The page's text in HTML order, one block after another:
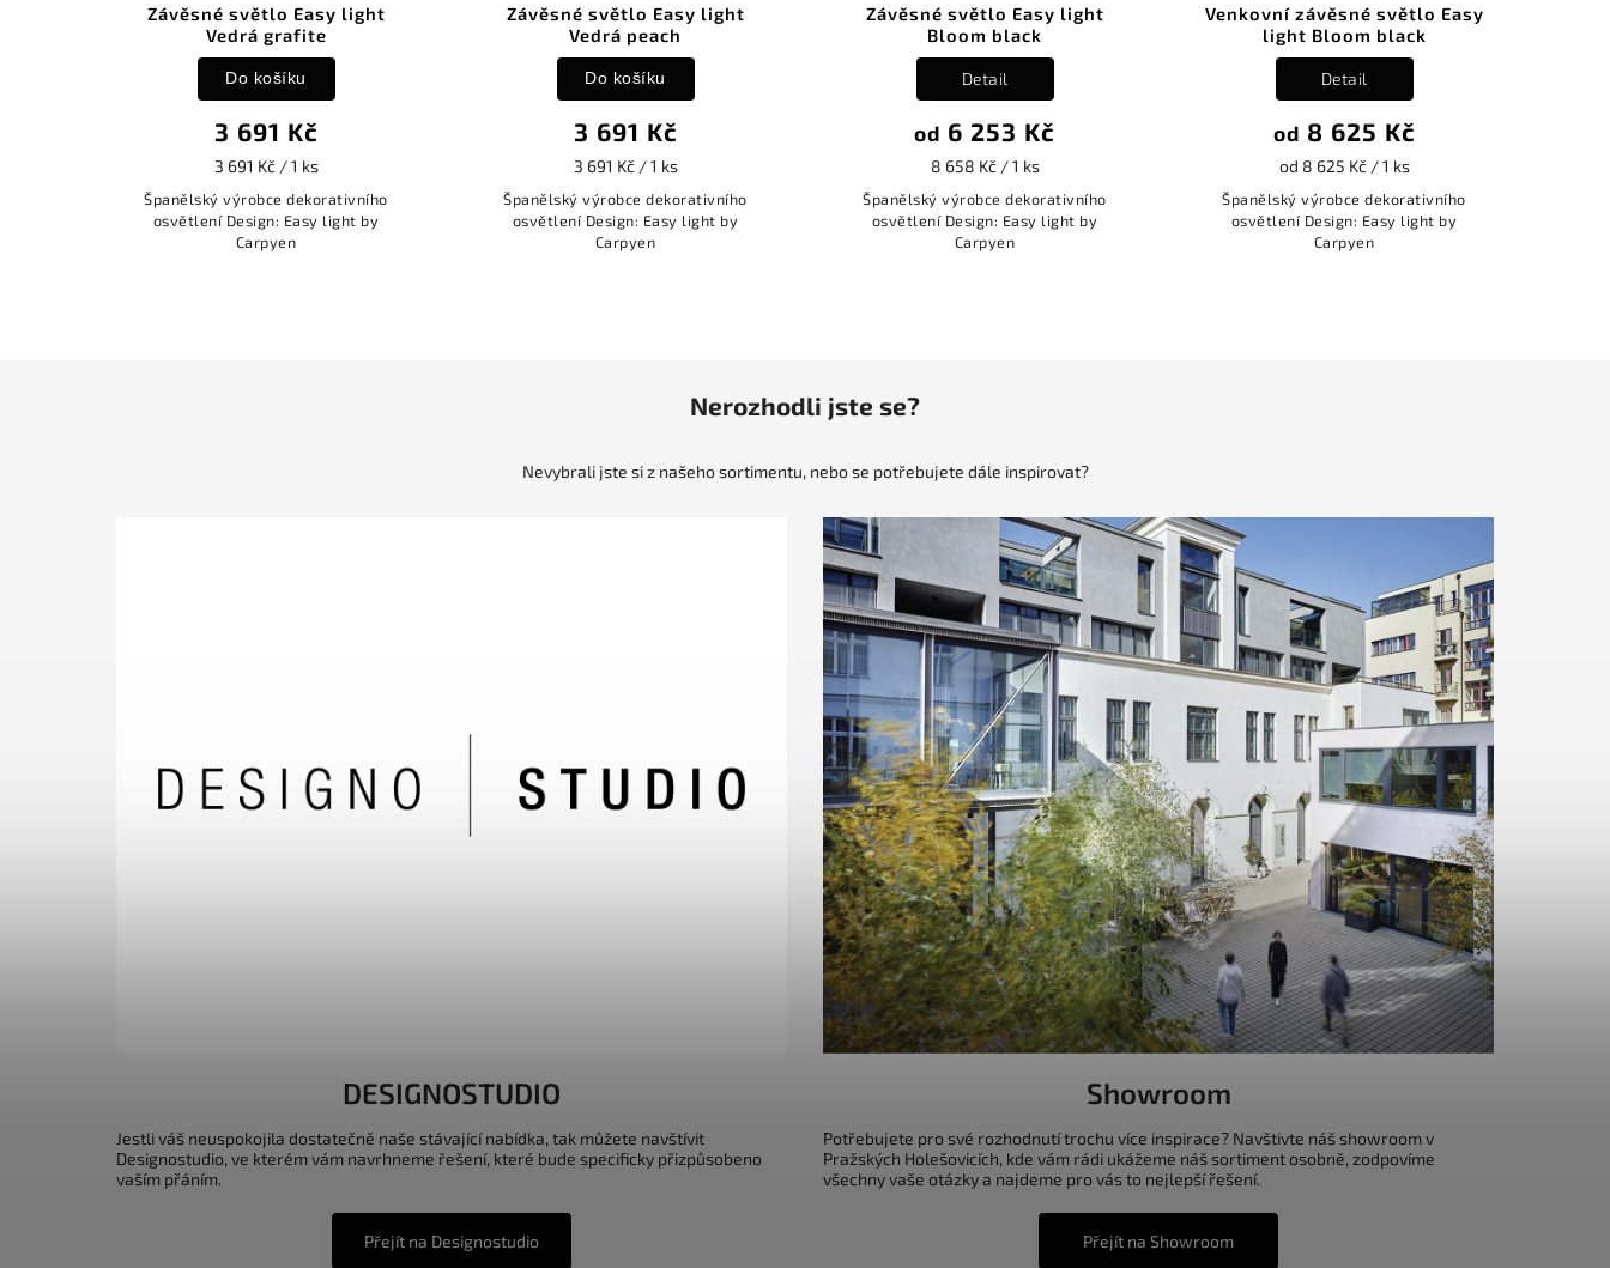
Závěsné světlo Easy light
Vedrá grafite
3 691 Kč
3 691 Kč / 1 ks
Do košíku
Španělský výrobce dekorativního
osvětlení Design: Easy light by
Carpyen
Závěsné světlo Easy light
Vedrá peach
3 691 Kč
3 691 Kč / 1 ks
Do košíku
Španělský výrobce dekorativního
osvětlení Design: Easy light by
Carpyen
Závěsné světlo Easy light
Bloom black
od 6 253 Kč
8 658 Kč / 1 ks
Detail
Španělský výrobce dekorativního
osvětlení Design: Easy light by
Carpyen
Venkovní závěsné světlo Easy
light Bloom black
od 8 625 Kč
od 8 625 Kč / 1 ks
Detail
Španělský výrobce dekorativního
osvětlení Design: Easy light by
Carpyen
Nerozhodli jste se?
Nevybrali jste si z našeho sortimentu, nebo se potřebujete dále inspirovat?
DESIGNOSTUDIO
Jestli váš neuspokojila dostatečně naše stávající nabídka, tak můžete navštívit
Designostudio, ve kterém vám navrhneme řešení, které bude specificky přizpůsobeno
vaším přáním.
Přejít na Designostudio
Showroom
Potřebujete pro své rozhodnutí trochu více inspirace? Navštivte náš showroom v
Pražských Holešovicích, kde vám rádi ukážeme náš sortiment osobně, zodpovíme
všechny vaše otázky a najdeme pro vás to nejlepší řešení.
Přejít na Showroom